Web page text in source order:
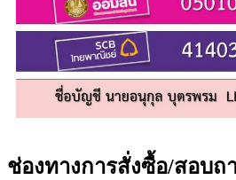
ช่องทางการสั่งซื้อ/สอบถ